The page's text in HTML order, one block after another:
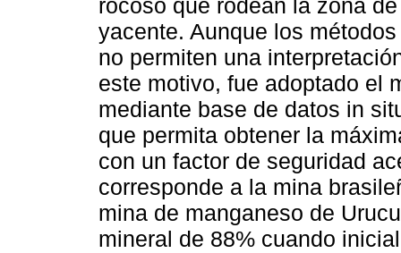
rocoso que rodean la zona
yacente. Aunque los
no permiten una
este motivo, fue adoptado el
mediante base de datos in
que permita obtener la
con un factor de seguridad
corresponde a la mina
mina de manganeso de
mineral de 88% cuando